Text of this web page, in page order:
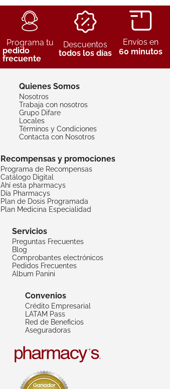
Programa tu
pedido
frecuente
Descuentos
todos los días
Envíos en
60 minutos
Quienes Somos
Nosotros
Trabaja con nosotros
Grupo Difare
Locales
Términos y Condiciones
Contacta con Nosotros
Recompensas y promociones
Programa de Recompensas
Catálogo Digital
Ahí esta pharmacys
Día Pharmacys
Plan de Dosis Programada
Plan Medicina Especialidad
Servicios
Preguntas Frecuentes
Blog
Comprobantes electrónicos
Pedidos Frecuentes
Album Panini
Convenios
Crédito Empresarial
LATAM Pass
Red de Beneficios
Aseguradoras